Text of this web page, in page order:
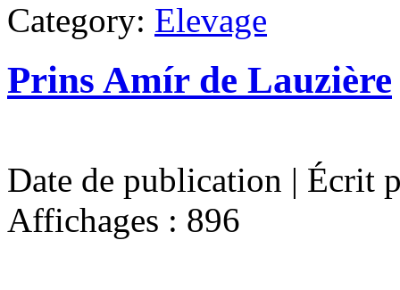
Category: Elevage
Prins Amír de Lauzière
Date de publication | Écrit
Affichages : 896